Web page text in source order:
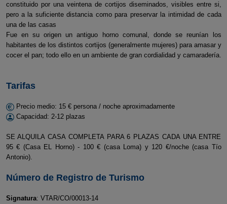
constituido por una veintena de cortijos diseminados, visibles entre si,
pero a la suficiente distancia como para preservar la intimidad de cada
una de las casas
Fue en su origen un antiguo horno comunal, donde se reunían los
habitantes de los distintos cortijos (generalmente mujeres) para amasar y
cocer el pan; todo ello en un ambiente de gran cordialidad y camaradería.
Tarifas
Precio medio: 15 € persona / noche aproximadamente
Capacidad: 2-12 plazas
SE ALQUILA CASA COMPLETA PARA 6 PLAZAS CADA UNA ENTRE
95 € (Casa EL Horno) - 100 € (casa Loma) y 120 €/noche (casa Tío
Antonio).
Número de Registro de Turismo
Signatura: VTAR/CO/00013-14